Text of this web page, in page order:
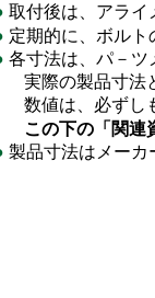
取付後は、アライ
定期的に、ボルト
各寸法は、パ－ツ
の製品寸法と
は、必ずしも
この下の「関連
製品寸法はメーカ